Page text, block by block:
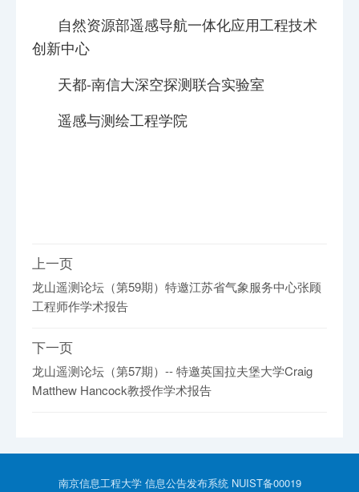
自然资源部遥感导航一体化应用工程技术
创新中心
天都-南信大深空探测联合实验室
遥感与测绘工程学院
上一页
龙山遥测论坛（第59期）特邀江苏省气象服务中心张顾
工程师作学术报告
下一页
龙山遥测论坛（第57期）-- 特邀英国拉夫堡大学Craig
Matthew Hancock教授作学术报告
南京信息工程大学 信息公告发布系统 NUIST备00019